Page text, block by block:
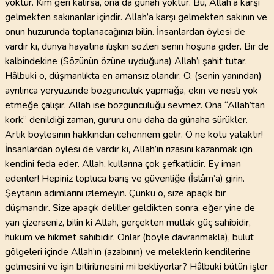
gelmekten sakınanlar içindir. Allah’a karşı gelmekten sakının ve
onun huzurunda toplanacağınızı bilin. İnsanlardan öylesi de
vardır ki, dünya hayatına ilişkin sözleri senin hoşuna gider. Bir de
kalbindekine (Sözünün özüne uyduğuna) Allah’ı şahit tutar.
Hâlbuki o, düşmanlıkta en amansız olandır. O, (senin yanından)
ayrılınca yeryüzünde bozgunculuk yapmağa, ekin ve nesli yok
etmeğe çalışır. Allah ise bozgunculuğu sevmez. Ona “Allah’tan
kork” denildiği zaman, gururu onu daha da günaha sürükler.
Artık böylesinin hakkından cehennem gelir. O ne kötü yataktır!
İnsanlardan öylesi de vardır ki, Allah’ın rızasını kazanmak için
kendini feda eder. Allah, kullarına çok şefkatlidir. Ey iman
edenler! Hepiniz topluca barış ve güvenliğe (İslâm’a) girin.
Şeytanın adımlarını izlemeyin. Çünkü o, size apaçık bir
düşmandır. Size apaçık deliller geldikten sonra, eğer yine de
yan çizerseniz, bilin ki Allah, gerçekten mutlak güç sahibidir,
hüküm ve hikmet sahibidir. Onlar (böyle davranmakla), bulut
gölgeleri içinde Allah’ın (azabının) ve meleklerin kendilerine
gelmesini ve işin bitirilmesini mi bekliyorlar? Hâlbuki bütün işler